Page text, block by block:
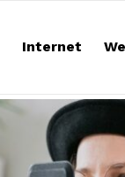
Internet